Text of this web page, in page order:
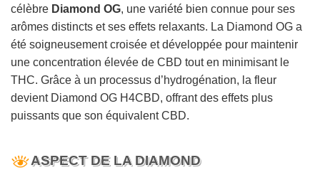
célèbre Diamond OG, une variété bien connue pour ses
arômes distincts et ses effets relaxants. La Diamond OG a
été soigneusement croisée et développée pour maintenir
une concentration élevée de CBD tout en minimisant le
THC. Grâce à un processus d’hydrogénation, la fleur
devient Diamond OG H4CBD, offrant des effets plus
puissants que son équivalent CBD.
ASPECT DE LA DIAMOND